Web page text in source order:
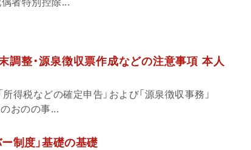
者特別控除...
調整・源泉徴収票作成などの注意事項 本人
得税などの確定申告」および「源泉徴収事務」
のおのの事...
制度」基礎の基礎